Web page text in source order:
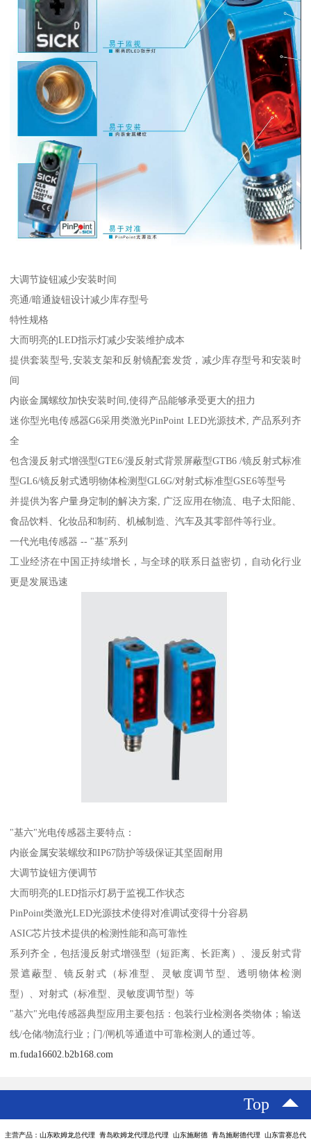
大调节旋钮减少安装时间
亮通/暗通旋钮设计减少库存型号
特性规格
大而明亮的LED指示灯减少安装维护成本
提供套装型号,安装支架和反射镜配套发货，减少库存型号和安装时
间
内嵌金属螺纹加快安装时间,使得产品能够承受更大的扭力
迷你型光电传感器G6采用类激光PinPoint LED光源技术, 产品系列齐
全
包含漫反射式增强型GTE6/漫反射式背景屏蔽型GTB6 /镜反射式标准
型GL6/镜反射式透明物体检测型GL6G/对射式标准型GSE6等型号
并提供为客户量身定制的解决方案, 广泛应用在物流、电子太阳能、
食品饮料、化妆品和制药、机械制造、汽车及其零部件等行业。
一代光电传感器 -- "基"系列
工业经济在中国正持续增长，与全球的联系日益密切，自动化行业
更是发展迅速
"基六"光电传感器主要特点：
内嵌金属安装螺纹和IP67防护等级保证其坚固耐用
大调节旋钮方便调节
大而明亮的LED指示灯易于监视工作状态
PinPoint类激光LED光源技术使得对准调试变得十分容易
ASIC芯片技术提供的检测性能和高可靠性
系列齐全，包括漫反射式增强型（短距离、长距离）、漫反射式背
景遮蔽型、镜反射式（标准型、灵敏度调节型、透明物体检测
型）、对射式（标准型、灵敏度调节型）等
"基六"光电传感器典型应用主要包括：包装行业检测各类物体；输送
线/仓储/物流行业；门/闸机等通道中可靠检测人的通过等。
m.fuda16602.b2b168.com
Top
主营产品：山东欧姆龙总代理 青岛欧姆龙代理总代理 山东施耐德 青岛施耐德代理 山东雷赛总代